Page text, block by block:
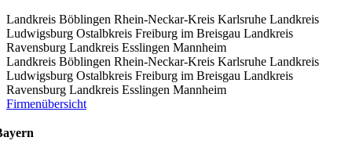
Landkreis Böblingen Rhein-Neckar-Kreis Karlsruhe Landkreis
Ludwigsburg Ostalbkreis Freiburg im Breisgau Landkreis
Ravensburg Landkreis Esslingen Mannheim
Landkreis Böblingen Rhein-Neckar-Kreis Karlsruhe Landkreis
Ludwigsburg Ostalbkreis Freiburg im Breisgau Landkreis
Ravensburg Landkreis Esslingen Mannheim
Firmenübersicht